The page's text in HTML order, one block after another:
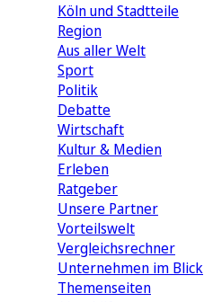
Köln und Stadtteile
Region
Aus aller Welt
Sport
Politik
Debatte
Wirtschaft
Kultur & Medien
Erleben
Ratgeber
Unsere Partner
Vorteilswelt
Vergleichsrechner
Unternehmen im Blick
Themenseiten